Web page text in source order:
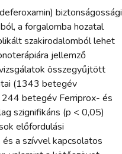
biztonságossági
a forgalomba hozatal
szakirodalomból lehet
jellemző
összegyűjtött
(1343 betegév
betegév Ferriprox- és
szignifikáns (p < 0,05)
előfordulási
a szívvel kapcsolatos